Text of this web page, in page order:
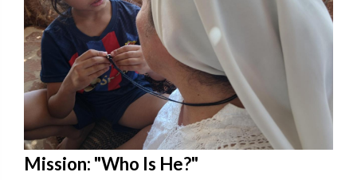
Mission: "Who Is He?"